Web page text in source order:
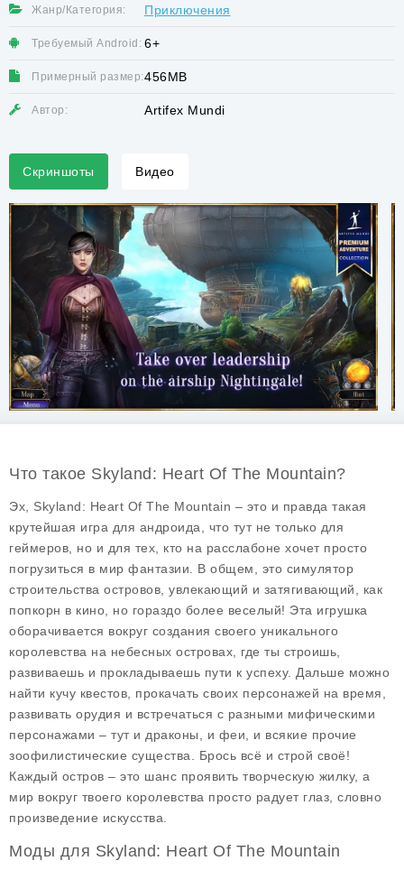
Жанр/Категория: Приключения
Требуемый Android: 6+
Примерный размер:456MB
Автор: Artifex Mundi
Скриншоты Видео
Что такое Skyland: Heart Of The Mountain?
Эх, Skyland: Heart Of The Mountain – это и правда такая
крутейшая игра для андроида, что тут не только для
геймеров, но и для тех, кто на расслабоне хочет просто
погрузиться в мир фантазии. В общем, это симулятор
строительства островов, увлекающий и затягивающий, как
попкорн в кино, но гораздо более веселый! Эта игрушка
оборачивается вокруг создания своего уникального
королевства на небесных островах, где ты строишь,
развиваешь и прокладываешь пути к успеху. Дальше можно
найти кучу квестов, прокачать своих персонажей на время,
развивать орудия и встречаться с разными мифическими
персонажами – тут и драконы, и феи, и всякие прочие
зоофилистические существа. Брось всё и строй своё!
Каждый остров – это шанс проявить творческую жилку, а
мир вокруг твоего королевства просто радует глаз, словно
произведение искусства.
Моды для Skyland: Heart Of The Mountain